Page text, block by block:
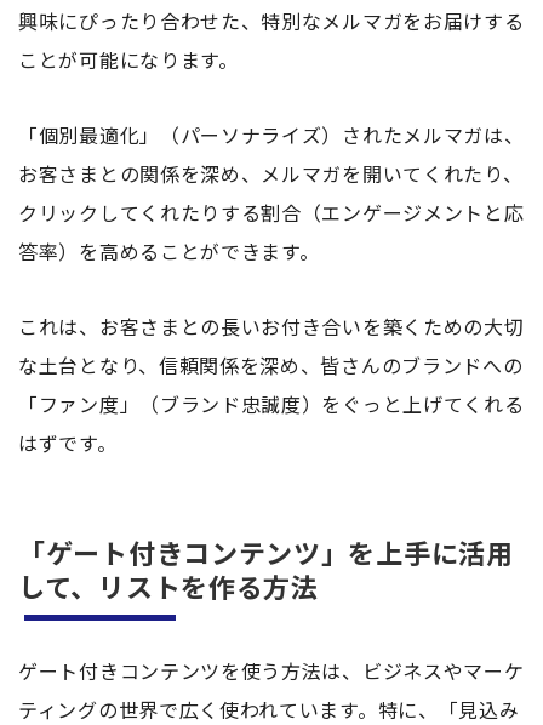
興味にぴったり合わせた、特別なメルマガをお届けする
ことが可能になります。
「個別最適化」（パーソナライズ）されたメルマガは、
お客さまとの関係を深め、メルマガを開いてくれたり、
クリックしてくれたりする割合（エンゲージメントと応
答率）を高めることができます。
これは、お客さまとの長いお付き合いを築くための大切
な土台となり、信頼関係を深め、皆さんのブランドへの
「ファン度」（ブランド忠誠度）をぐっと上げてくれる
はずです。
「ゲート付きコンテンツ」を上手に活用
して、リストを作る方法
ゲート付きコンテンツを使う方法は、ビジネスやマーケ
ティングの世界で広く使われています。特に、「見込み